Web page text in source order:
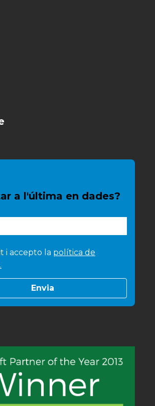
a l'última en dades?
i accepto la política de